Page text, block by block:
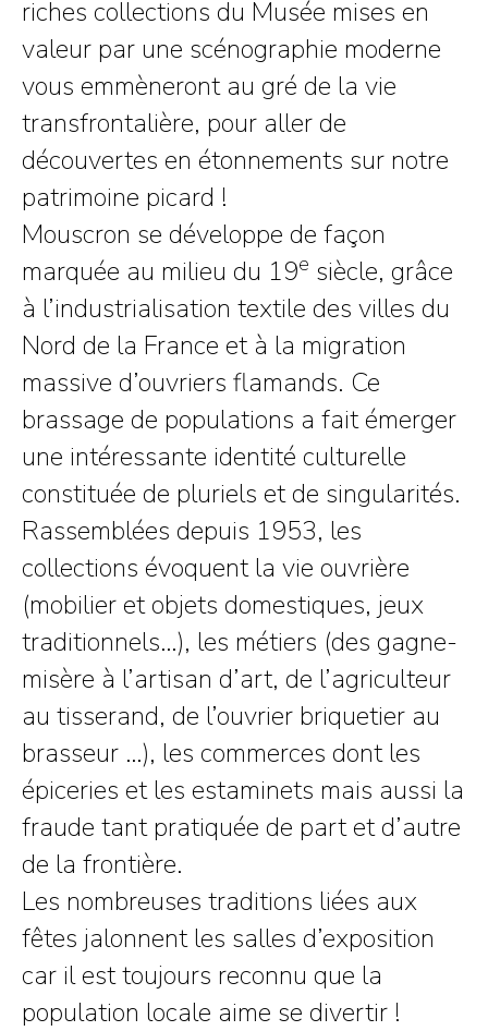
riches collections du Musée mises en
valeur par une scénographie moderne
vous emmèneront au gré de la vie
transfrontalière, pour aller de
découvertes en étonnements sur notre
patrimoine picard !
Mouscron se développe de façon
marquée au milieu du 19e siècle, grâce
à l’industrialisation textile des villes du
Nord de la France et à la migration
massive d’ouvriers flamands. Ce
brassage de populations a fait émerger
une intéressante identité culturelle
constituée de pluriels et de singularités.
Rassemblées depuis 1953, les
collections évoquent la vie ouvrière
(mobilier et objets domestiques, jeux
traditionnels…), les métiers (des gagne-
misère à l’artisan d’art, de l’agriculteur
au tisserand, de l’ouvrier briquetier au
brasseur …), les commerces dont les
épiceries et les estaminets mais aussi la
fraude tant pratiquée de part et d’autre
de la frontière.
Les nombreuses traditions liées aux
fêtes jalonnent les salles d’exposition
car il est toujours reconnu que la
population locale aime se divertir !